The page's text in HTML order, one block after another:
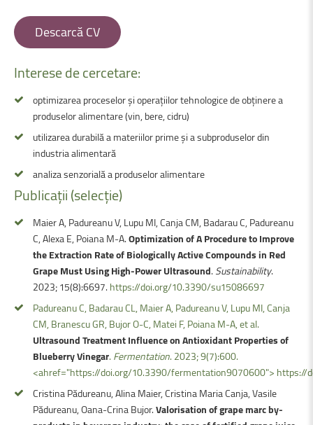
Descarcă CV
Interesedecercetare:
optimizarea proceselor și operațiilor tehnologice de obținere a
produselor alimentare (vin, bere, cidru)
utilizarea durabilă a materiilor prime și a subproduselor din
industria alimentară
analiza senzorială a produselor alimentare
Publicații(selecție)
Maier A, Padureanu V, Lupu MI, Canja CM, Badarau C, Padureanu
C, Alexa E, Poiana M-A.Optimization of A Procedure to Improve
the Extraction Rate of Biologically Active Compounds in Red
Grape Must Using High-Power Ultrasound. Sustainability.
2023; 15(8):6697. https://doi.org/10.3390/su15086697
Padureanu C, Badarau CL, Maier A, Padureanu V, Lupu MI, Canja
CM, Branescu GR, Bujor O-C, Matei F, Poiana M-A, et al.
Ultrasound Treatment Influence on Antioxidant Properties of
Blueberry Vinegar. Fermentation. 2023; 9(7):600.
<ahref="https://doi.org/10.3390/fermentation9070600"> https://
Cristina Pădureanu, Alina Maier, Cristina Maria Canja, Vasile
Pădureanu, Oana-Crina Bujor.Valorisation of grape marc by-